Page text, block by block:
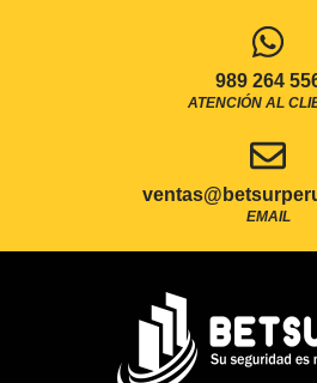
989 264
ATENCIÓN AL
EMAIL